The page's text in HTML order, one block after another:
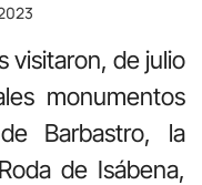
visitaron, de julio
monumentos
Barbastro, la
de Isábena,